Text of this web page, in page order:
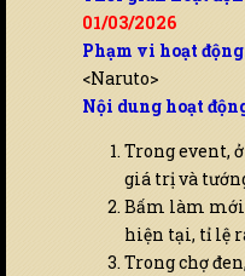
01/03/2026
Phạm vi hoạt
<Naruto>
Nội dung hoạt
Trong event,
giá trị và
Bấm làm mới
hiện tại, tỉ lệ
Trong chợ